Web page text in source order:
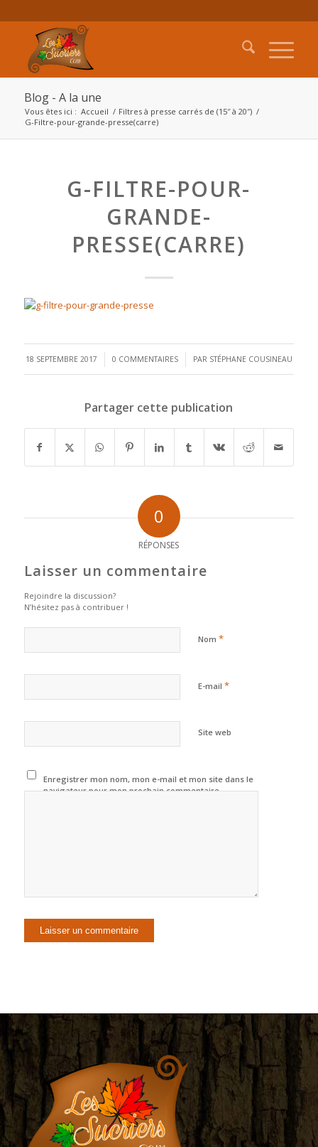
Blog - A la une
Vous êtes ici : Accueil / Filtres à presse carrés de (15″ à 20″) /
G-Filtre-pour-grande-presse(carre)
G-FILTRE-POUR-
GRANDE-
PRESSE(CARRE)
18 SEPTEMBRE 2017
/ 0 COMMENTAIRES
/ PAR STÉPHANE COUSINEAU
Partager cette publication
0
RÉPONSES
Laisser un commentaire
Rejoindre la discussion?
N’hésitez pas à contribuer !
Nom *
E-mail *
Site web
Enregistrer mon nom, mon e-mail et mon site dans le
navigateur pour mon prochain commentaire.